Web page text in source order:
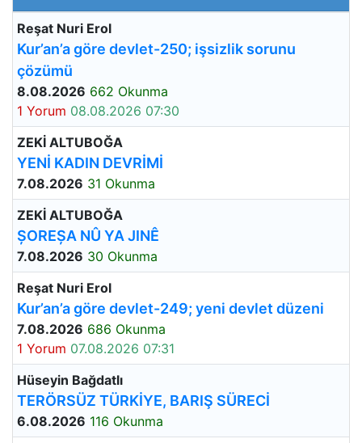
Reşat Nuri Erol
Kur’an’a göre devlet-250; işsizlik sorunu
çözümü
8.08.2026 662 Okunma
1 Yorum 08.08.2026 07:30
ZEKİ ALTUBOĞA
YENİ KADIN DEVRİMİ
7.08.2026 31 Okunma
ZEKİ ALTUBOĞA
ȘOREȘA NÛ YA JINÊ
7.08.2026 30 Okunma
Reşat Nuri Erol
Kur’an’a göre devlet-249; yeni devlet düzeni
7.08.2026 686 Okunma
1 Yorum 07.08.2026 07:31
Hüseyin Bağdatlı
TERÖRSÜZ TÜRKİYE, BARIŞ SÜRECİ
6.08.2026 116 Okunma